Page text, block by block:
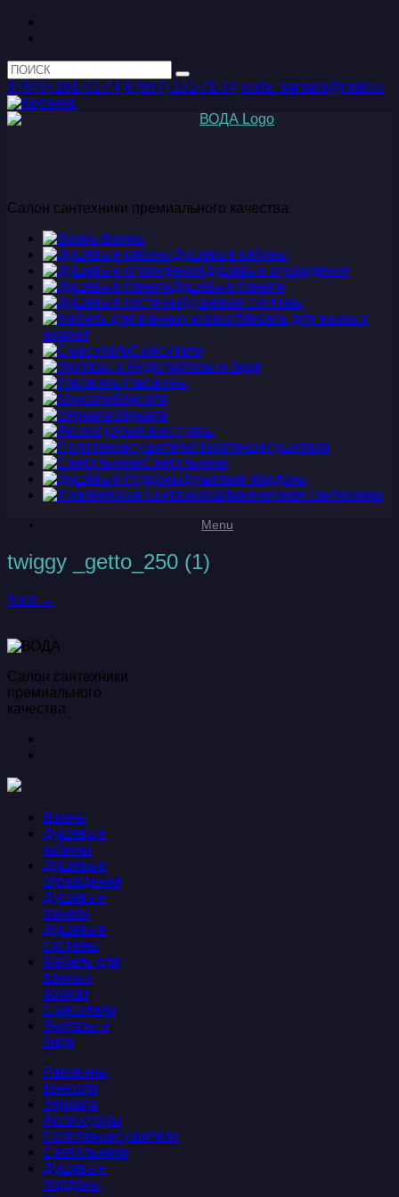
8 (846) 201-71-74 8 (987) 151-71-74 voda_samara@mail.ru
Салон сантехники премиального качества
Ванны
Душевые кабины
Душевые ограждения
Душевые панели
Душевые системы
Мебель для ванных
комнат
Смесители
Унитазы и биде
Раковины
Консоли
Зеркала
Аксессуары
Полотенцесушители
Светильники
Душевые поддоны
Инженерная сантехника
Menu
twiggy _getto_250 (1)
Next →
Салон сантехники
премиального
качества
Ванны
Душевые
кабины
Душевые
ограждения
Душевые
панели
Душевые
системы
Мебель для
ванных
комнат
Смесители
Унитазы и
биде
Раковины
Консоли
Зеркала
Аксессуары
Полотенцесушители
Светильники
Душевые
поддоны